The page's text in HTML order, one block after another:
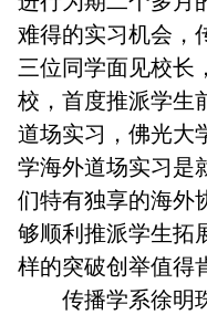
难得的实习机会，
三位同学面见校长
校，首度推派学生
道场实习，佛光大
学海外道场实习是
们特有独享的海外
够顺利推派学生拓
样的突破创举值得
传播学系徐明珠